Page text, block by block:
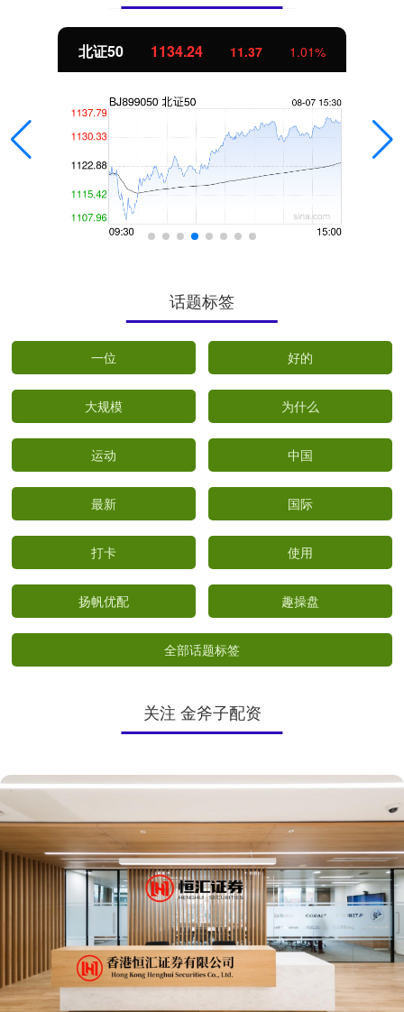
北证50 1134.24 11.37 1.01%
话题标签
一位 好的
大规模 为什么
运动 中国
最新 国际
打卡 使用
扬帆优配 趣操盘
全部话题标签
关注 金斧子配资